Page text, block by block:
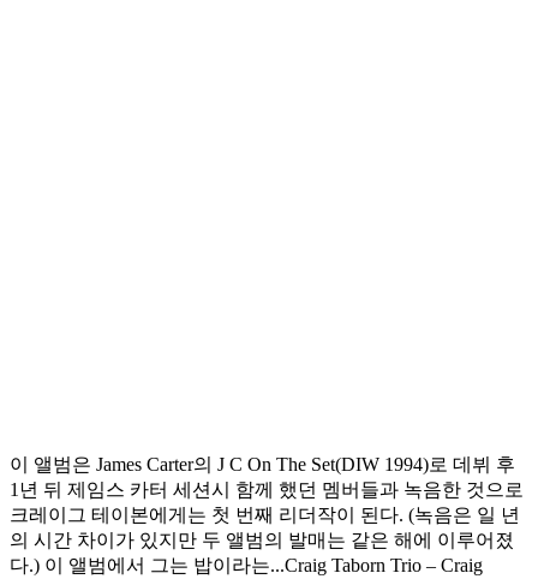
이 앨범은 James Carter의 J C On The Set(DIW 1994)로 데뷔 후
1년 뒤 제임스 카터 세션시 함께 했던 멤버들과 녹음한 것으로
크레이그 테이본에게는 첫 번째 리더작이 된다. (녹음은 일 년
의 시간 차이가 있지만 두 앨범의 발매는 같은 해에 이루어졌
다.) 이 앨범에서 그는 밥이라는...Craig Taborn Trio ‎– Craig